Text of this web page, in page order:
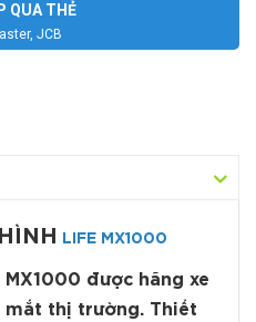
QUA THẺ
JCB
LIFE MX1000
MX1000 được hãng xe
thị trường. Thiết